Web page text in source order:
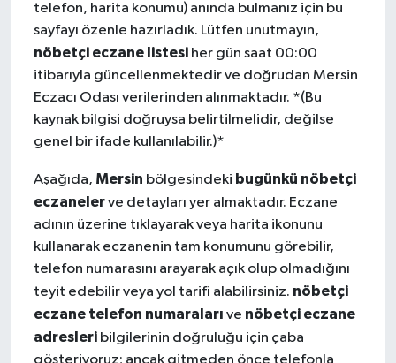
telefon, harita konumu) anında bulmanız için bu
sayfayı özenle hazırladık. Lütfen unutmayın,
nöbetçi eczane listesi her gün saat 00:00
itibarıyla güncellenmektedir ve doğrudan Mersin
Eczacı Odası verilerinden alınmaktadır. *(Bu
kaynak bilgisi doğruysa belirtilmelidir, değilse
genel bir ifade kullanılabilir.)*
Aşağıda, Mersin bölgesindeki bugünkü nöbetçi
eczanelerve detayları yer almaktadır. Eczane
adının üzerine tıklayarak veya harita ikonunu
kullanarak eczanenin tam konumunu görebilir,
telefon numarasını arayarak açık olup olmadığını
teyit edebilir veya yol tarifi alabilirsiniz. nöbetçi
eczane telefon numaraları ve nöbetçi eczane
adresleri bilgilerinin doğruluğu için çaba
gösteriyoruz; ancak gitmeden önce telefonla